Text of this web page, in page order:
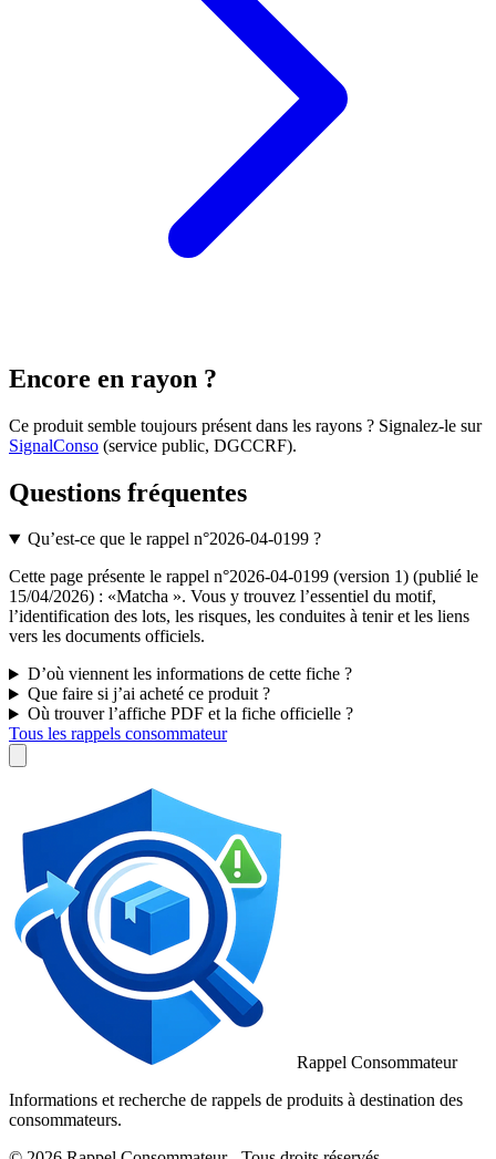
Encore en rayon ?
Ce produit semble toujours présent dans les rayons ? Signalez-le sur
SignalConso (service public, DGCCRF).
Questions fréquentes
Qu’est-ce que le rappel n°2026-04-0199 ?
Cette page présente le rappel n°2026-04-0199 (version 1) (publié le
15/04/2026) : «Matcha ». Vous y trouvez l’essentiel du motif,
l’identification des lots, les risques, les conduites à tenir et les liens
vers les documents officiels.
D’où viennent les informations de cette fiche ?
Que faire si j’ai acheté ce produit ?
Où trouver l’affiche PDF et la fiche officielle ?
Tous les rappels consommateur
Rappel Consommateur
Informations et recherche de rappels de produits à destination des
consommateurs.